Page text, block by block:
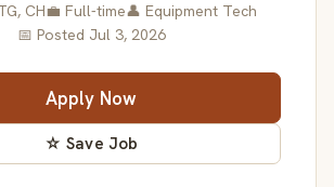
CH💼 Full-time👤 Equipment Tech
📅 Posted Jul 3, 2026
Apply Now
☆ Save Job